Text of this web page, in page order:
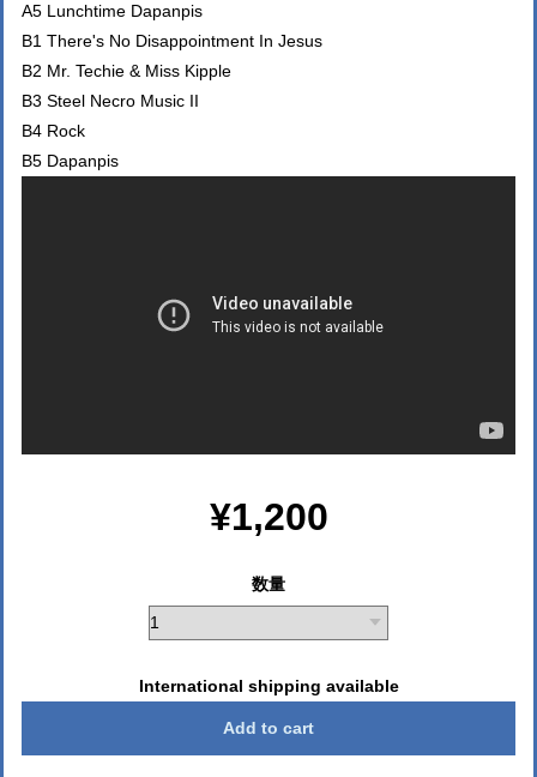
A5 Lunchtime Dapanpis
B1 There's No Disappointment In Jesus
B2 Mr. Techie & Miss Kipple
B3 Steel Necro Music II
B4 Rock
B5 Dapanpis
¥1,200
数量
International shipping available
Add to cart